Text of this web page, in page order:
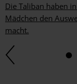
Die Taliban haben
Mädchen den
macht.